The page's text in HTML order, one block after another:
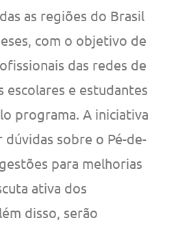
as regiões do Brasil
com o objetivo de
das redes de
escolares e estudantes
programa. A iniciativa
dúvidas sobre o Pé-de-
para melhorias
ativa dos
disso, serão